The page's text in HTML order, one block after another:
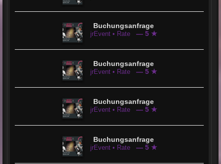
Buchungsanfrage
jrEvent • Rate — 5 ★
Buchungsanfrage
jrEvent • Rate — 5 ★
Buchungsanfrage
jrEvent • Rate — 5 ★
Buchungsanfrage
jrEvent • Rate — 5 ★